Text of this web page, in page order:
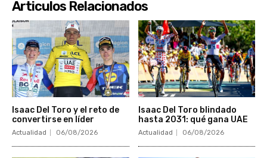
Articulos Relacionados
Isaac Del Toro y el reto de
convertirse en líder
Actualidad 06/08/2026
Isaac Del Toro blindado
hasta 2031: qué gana UAE
Actualidad 06/08/2026